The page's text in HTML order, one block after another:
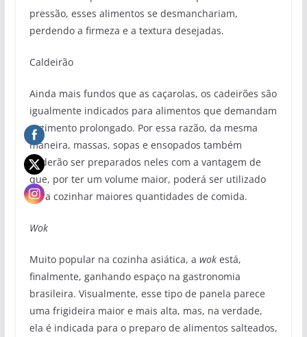
pressão, esses alimentos se desmanchariam,
perdendo a firmeza e a textura desejadas.
Caldeirão
Ainda mais fundos que as caçarolas, os cadeirões são
igualmente indicados para alimentos que demandam
cozimento prolongado. Por essa razão, da mesma
maneira, massas, sopas e ensopados também
poderão ser preparados neles com a vantagem de
que, por ter um volume maior, poderá ser utilizado
para cozinhar maiores quantidades de comida.
Wok
Muito popular na cozinha asiática, a wokestá,
finalmente, ganhando espaço na gastronomia
brasileira. Visualmente, esse tipo de panela parece
uma frigideira maior e mais alta, mas, na verdade,
ela é indicada para o preparo de alimentos salteados,